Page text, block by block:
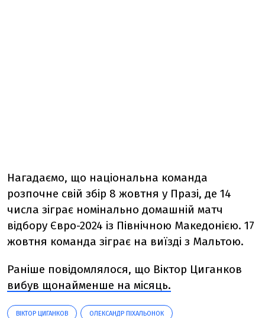
Нагадаємо, що національна команда
розпочне свій збір 8 жовтня у Празі, де 14
числа зіграє номінально домашній матч
відбору Євро-2024 із Північною Македонією. 17
жовтня команда зіграє на виїзді з Мальтою.
Раніше повідомлялося, що Віктор Циганков
вибув щонайменше на місяць.
ВІКТОР ЦИГАНКОВ ОЛЕКСАНДР ПІХАЛЬОНОК